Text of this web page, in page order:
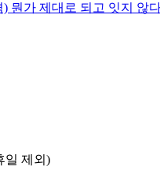
뭔가 제대로 되고 잇지
일 제외)